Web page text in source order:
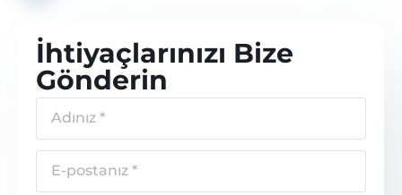
İhtiyaçlarınızı Bize
Gönderin